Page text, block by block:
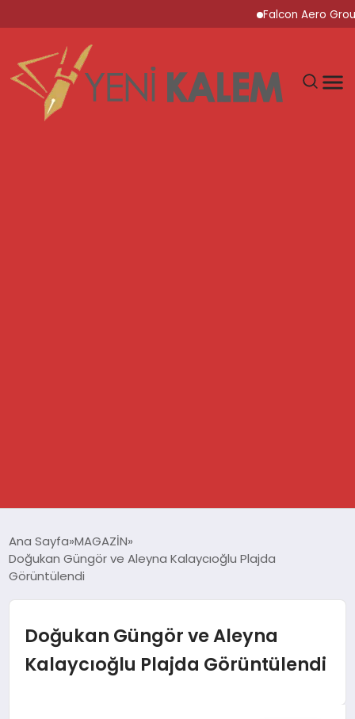
Falcon Aero Group,
SPOR
EKONOMİ
Ana Sayfa MAGAZİN
Doğukan Güngör ve Aleyna Kalaycıoğlu Plajda
Görüntülendi
Doğukan Güngör ve Aleyna
Kalaycıoğlu Plajda Görüntülendi